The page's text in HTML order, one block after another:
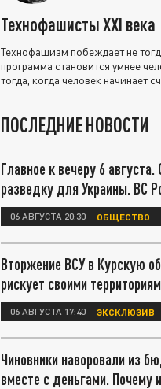
Технофашисты XXI века
Технофашизм побеждает не
программа становится умнее
тогда, когда человек начинает
ПОСЛЕДНИЕ НОВОСТИ
Главное к вечеру 6
разведку для Украины. ВС
06 АВГУСТА 20:30 ОБЩЕСТВО
Вторжение ВСУ в Курскую
рискует своими
06 АВГУСТА 17:40 ЭКСКЛЮЗИВ
Чиновники наворовали из
вместе с деньгами. Почему